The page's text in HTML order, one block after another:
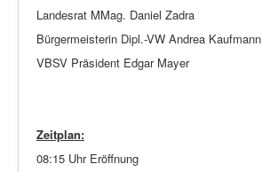
Landesrat MMag. Daniel Zadra
Bürgermeisterin Dipl.-VW Andrea Kaufmann
VBSV Präsident Edgar Mayer
Zeitplan:
08:15 Uhr Eröffnung